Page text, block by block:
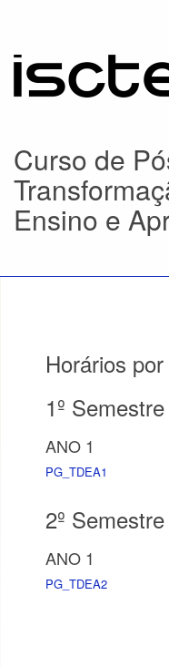
Curso de
Ensino e
Horários
1º
ANO 1
PG_TDEA1
2º
ANO 1
PG_TDEA2